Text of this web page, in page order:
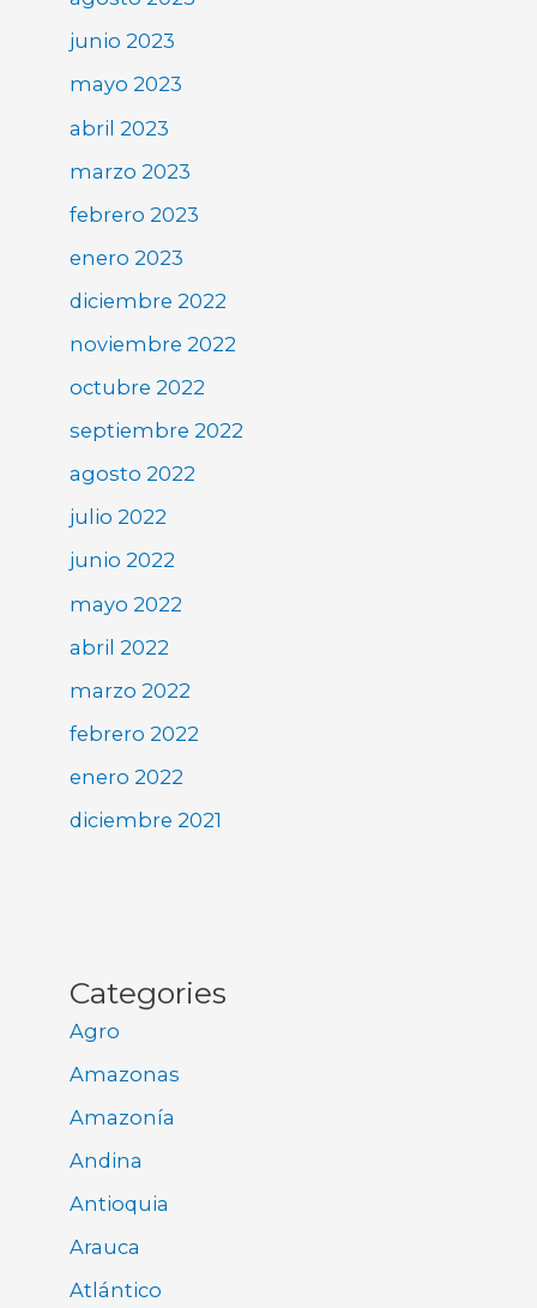
junio 2023
mayo 2023
abril 2023
marzo 2023
febrero 2023
enero 2023
diciembre 2022
noviembre 2022
octubre 2022
septiembre 2022
agosto 2022
julio 2022
junio 2022
mayo 2022
abril 2022
marzo 2022
febrero 2022
enero 2022
diciembre 2021
Categories
Agro
Amazonas
Amazonía
Andina
Antioquia
Arauca
Atlántico